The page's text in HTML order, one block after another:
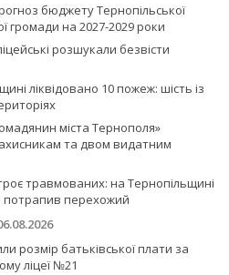
бюджету Тернопільської
громади на 2027-2029 роки
розшукали безвісти
ліквідовано 10 пожеж: шість із
міста Тернополя»
та двом видатним
травмованих: на Тернопільщині
потрапив перехожий
розмір батьківської плати за
ліцеї №21